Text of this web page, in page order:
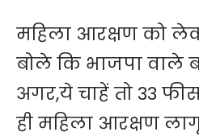
महिला आरक्षण को
बोले कि भाजपा वाले
अगर,ये चाहें तो 33
ही महिला आरक्षण